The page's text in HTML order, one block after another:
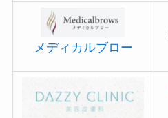
メディカルブロー